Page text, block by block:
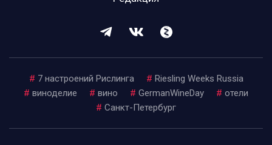
# 7 настроений Рислинга # Riesling Weeks Russia
# виноделие # вино # GermanWineDay # отели
# Санкт-Петербург